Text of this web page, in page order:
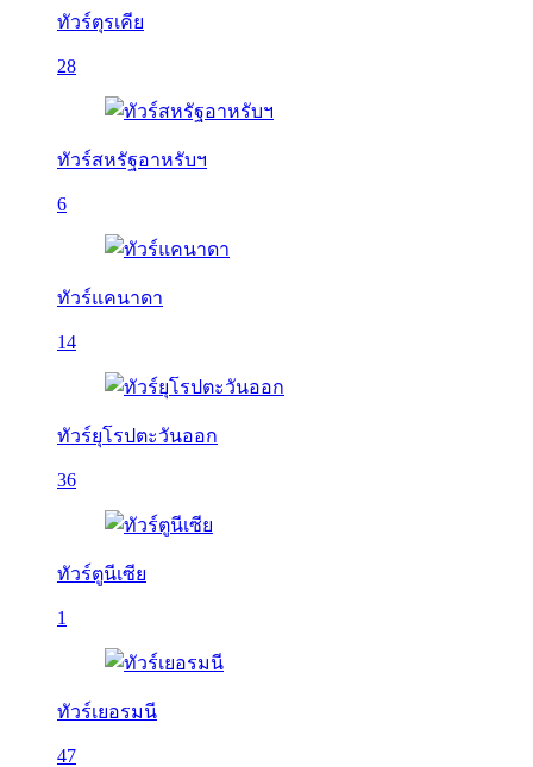
ทัวร์ตุรเคีย
28
ทัวร์สหรัฐอาหรับฯ
6
ทัวร์แคนาดา
14
ทัวร์ยุโรปตะวันออก
36
ทัวร์ตูนีเซีย
1
ทัวร์เยอรมนี
47